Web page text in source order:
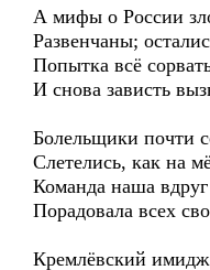
А мифы о России
Развенчаны;
Попытка всё
И снова зависть
Болельщики почти
Слетелись, как на
Команда наша
Порадовала всех
Кремлёвский